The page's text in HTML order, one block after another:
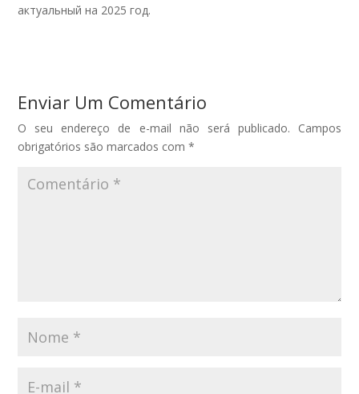
актуальный на 2025 год.
Enviar Um Comentário
O seu endereço de e-mail não será publicado.
Campos
obrigatórios são marcados com*